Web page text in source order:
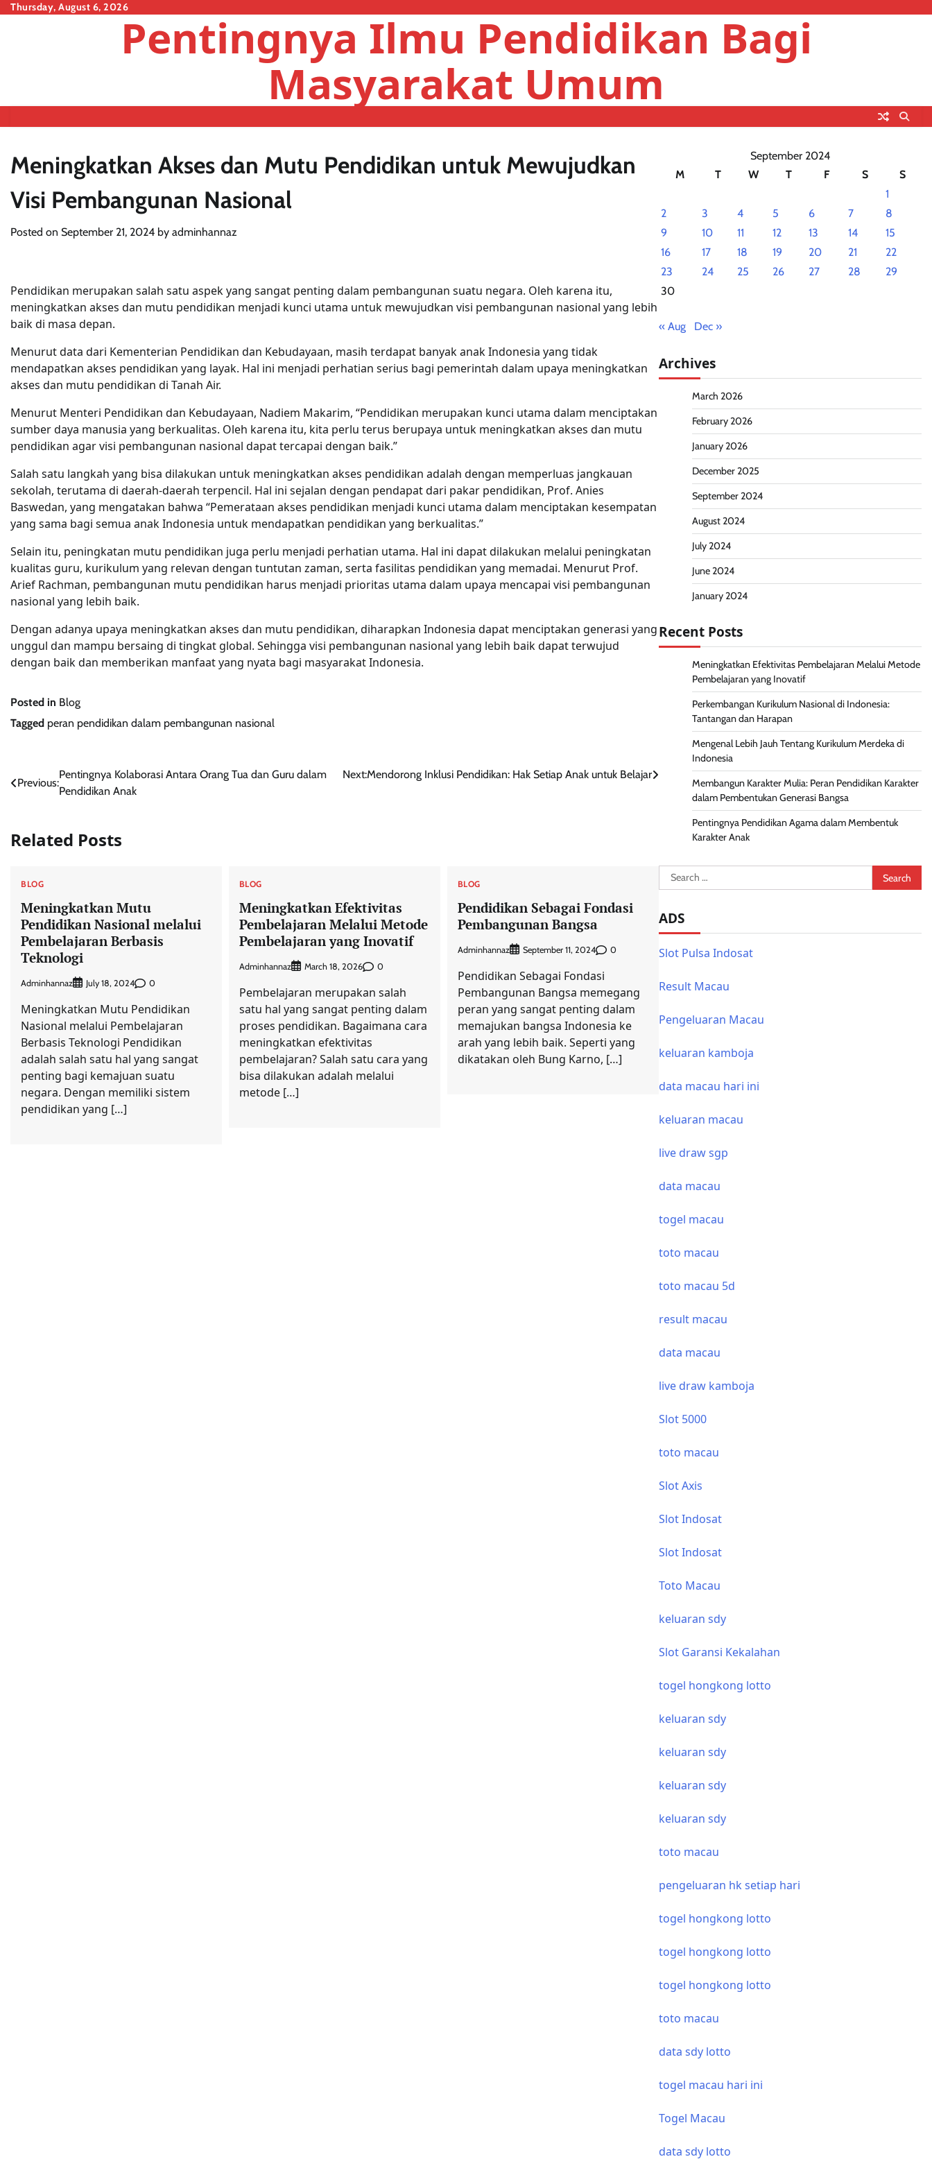
SkipThursday, August 6, 2026
Pentingnya Ilmu Pendidikan Bagi
Masyarakat Umum
Meningkatkan Akses dan Mutu Pendidikan untuk Mewujudkan
Visi Pembangunan Nasional
Posted on September 21, 2024 by adminhannaz
Pendidikan merupakan salah satu aspek yang sangat penting dalam pembangunan suatu negara. Oleh karena itu,
meningkatkan akses dan mutu pendidikan menjadi kunci utama untuk mewujudkan visi pembangunan nasional yang lebih
baik di masa depan.
Menurut data dari Kementerian Pendidikan dan Kebudayaan, masih terdapat banyak anak Indonesia yang tidak
mendapatkan akses pendidikan yang layak. Hal ini menjadi perhatian serius bagi pemerintah dalam upaya meningkatkan
akses dan mutu pendidikan di Tanah Air.
Menurut Menteri Pendidikan dan Kebudayaan, Nadiem Makarim, “Pendidikan merupakan kunci utama dalam menciptakan
sumber daya manusia yang berkualitas. Oleh karena itu, kita perlu terus berupaya untuk meningkatkan akses dan mutu
pendidikan agar visi pembangunan nasional dapat tercapai dengan baik.”
Salah satu langkah yang bisa dilakukan untuk meningkatkan akses pendidikan adalah dengan memperluas jangkauan
sekolah, terutama di daerah-daerah terpencil. Hal ini sejalan dengan pendapat dari pakar pendidikan, Prof. Anies
Baswedan, yang mengatakan bahwa “Pemerataan akses pendidikan menjadi kunci utama dalam menciptakan kesempatan
yang sama bagi semua anak Indonesia untuk mendapatkan pendidikan yang berkualitas.”
Selain itu, peningkatan mutu pendidikan juga perlu menjadi perhatian utama. Hal ini dapat dilakukan melalui peningkatan
kualitas guru, kurikulum yang relevan dengan tuntutan zaman, serta fasilitas pendidikan yang memadai. Menurut Prof.
Arief Rachman, pembangunan mutu pendidikan harus menjadi prioritas utama dalam upaya mencapai visi pembangunan
nasional yang lebih baik.
Dengan adanya upaya meningkatkan akses dan mutu pendidikan, diharapkan Indonesia dapat menciptakan generasi yang
unggul dan mampu bersaing di tingkat global. Sehingga visi pembangunan nasional yang lebih baik dapat terwujud
dengan baik dan memberikan manfaat yang nyata bagi masyarakat Indonesia.
Posted in Blog
Tagged peran pendidikan dalam pembangunan nasional
Post
navigation
Previous:
Pentingnya Kolaborasi Antara Orang Tua dan Guru dalam
Pendidikan Anak
Next:Mendorong Inklusi Pendidikan: Hak Setiap Anak untuk Belajar
Related Posts
BLOG
Meningkatkan Mutu
Pendidikan Nasional melalui
Pembelajaran Berbasis
Teknologi
Adminhannaz July 18, 2024 0
Meningkatkan Mutu Pendidikan
Nasional melalui Pembelajaran
Berbasis Teknologi Pendidikan
adalah salah satu hal yang sangat
penting bagi kemajuan suatu
negara. Dengan memiliki sistem
pendidikan yang […]
BLOG
Meningkatkan Efektivitas
Pembelajaran Melalui Metode
Pembelajaran yang Inovatif
Adminhannaz March 18, 2026 0
Pembelajaran merupakan salah
satu hal yang sangat penting dalam
proses pendidikan. Bagaimana cara
meningkatkan efektivitas
pembelajaran? Salah satu cara yang
bisa dilakukan adalah melalui
metode […]
BLOG
Pendidikan Sebagai Fondasi
Pembangunan Bangsa
Adminhannaz September 11, 2024 0
Pendidikan Sebagai Fondasi
Pembangunan Bangsa memegang
peran yang sangat penting dalam
memajukan bangsa Indonesia ke
arah yang lebih baik. Seperti yang
dikatakan oleh Bung Karno, […]
September 2024
M
T W T F S
S
1
2
3 4 5 6 7
8
9
10 11 12 13 14
15
16
17 18 19 20 21
22
23
24 25 26 27 28
29
30
« Aug Dec »
Archives
March 2026
February 2026
January 2026
December 2025
September 2024
August 2024
July 2024
June 2024
January 2024
Recent Posts
Meningkatkan Efektivitas Pembelajaran Melalui Metode
Pembelajaran yang Inovatif
Perkembangan Kurikulum Nasional di Indonesia:
Tantangan dan Harapan
Mengenal Lebih Jauh Tentang Kurikulum Merdeka di
Indonesia
Membangun Karakter Mulia: Peran Pendidikan Karakter
dalam Pembentukan Generasi Bangsa
Pentingnya Pendidikan Agama dalam Membentuk
Karakter Anak
Search
for:
ADS
Slot Pulsa Indosat
Result Macau
Pengeluaran Macau
keluaran kamboja
data macau hari ini
keluaran macau
live draw sgp
data macau
togel macau
toto macau
toto macau 5d
result macau
data macau
live draw kamboja
Slot 5000
toto macau
Slot Axis
Slot Indosat
Slot Indosat
Toto Macau
keluaran sdy
Slot Garansi Kekalahan
togel hongkong lotto
keluaran sdy
keluaran sdy
keluaran sdy
keluaran sdy
toto macau
pengeluaran hk setiap hari
togel hongkong lotto
togel hongkong lotto
togel hongkong lotto
toto macau
data sdy lotto
togel macau hari ini
Togel Macau
data sdy lotto